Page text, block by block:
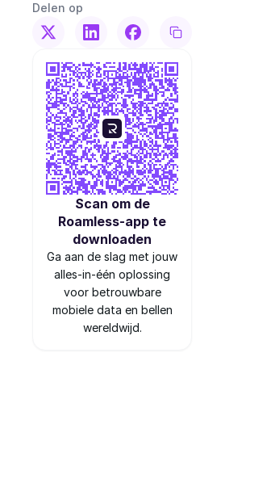
Delen op
Scan om de
Roamless-app te
downloaden
Ga aan de slag met jouw
alles-in-één oplossing
voor betrouwbare
mobiele data en bellen
wereldwijd.